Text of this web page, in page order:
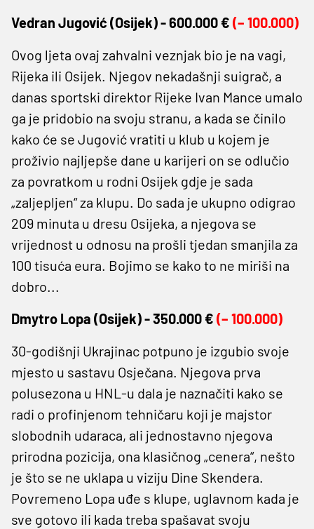
Vedran Jugović (Osijek) - 600.000 € (– 100.000)
Ovog ljeta ovaj zahvalni veznjak bio je na vagi,
Rijeka ili Osijek. Njegov nekadašnji suigrač, a
danas sportski direktor Rijeke Ivan Mance umalo
ga je pridobio na svoju stranu, a kada se činilo
kako će se Jugović vratiti u klub u kojem je
proživio najljepše dane u karijeri on se odlučio
za povratkom u rodni Osijek gdje je sada
„zaljepljen“ za klupu. Do sada je ukupno odigrao
209 minuta u dresu Osijeka, a njegova se
vrijednost u odnosu na prošli tjedan smanjila za
100 tisuća eura. Bojimo se kako to ne miriši na
dobro...
Dmytro Lopa (Osijek) -350.000 € (– 100.000)
30-godišnji Ukrajinac potpuno je izgubio svoje
mjesto u sastavu Osječana. Njegova prva
polusezona u HNL-u dala je naznačiti kako se
radi o profinjenom tehničaru koji je majstor
slobodnih udaraca, ali jednostavno njegova
prirodna pozicija, ona klasičnog „cenera“, nešto
je što se ne uklapa u viziju Dine Skendera.
Povremeno Lopa uđe s klupe, uglavnom kada je
sve gotovo ili kada treba spašavat svoju